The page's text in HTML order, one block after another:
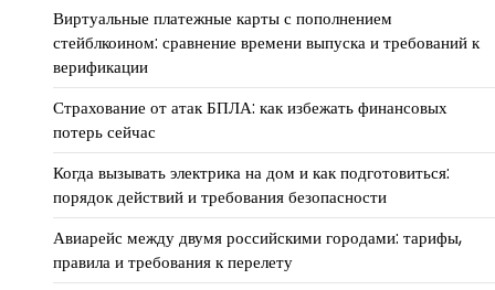
Виртуальные платежные карты с пополнением
стейблкоином: сравнение времени выпуска и требований к
верификации
Страхование от атак БПЛА: как избежать финансовых
потерь сейчас
Когда вызывать электрика на дом и как подготовиться:
порядок действий и требования безопасности
Авиарейс между двумя российскими городами: тарифы,
правила и требования к перелету